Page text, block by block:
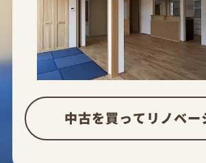
中古を買ってリノベー